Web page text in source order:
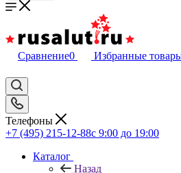
Сравнение0 Избранные
Телефоны
+7 (495) 215-12-88c 9:00 до 19:00
Каталог
Назад